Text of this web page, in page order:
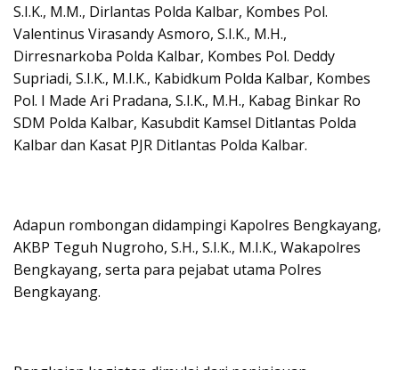
S.I.K., M.M., Dirlantas Polda Kalbar, Kombes Pol.
Valentinus Virasandy Asmoro, S.I.K., M.H.,
Dirresnarkoba Polda Kalbar, Kombes Pol. Deddy
Supriadi, S.I.K., M.I.K., Kabidkum Polda Kalbar, Kombes
Pol. I Made Ari Pradana, S.I.K., M.H., Kabag Binkar Ro
SDM Polda Kalbar, Kasubdit Kamsel Ditlantas Polda
Kalbar dan Kasat PJR Ditlantas Polda Kalbar.
Adapun rombongan didampingi Kapolres Bengkayang,
AKBP Teguh Nugroho, S.H., S.I.K., M.I.K., Wakapolres
Bengkayang, serta para pejabat utama Polres
Bengkayang.